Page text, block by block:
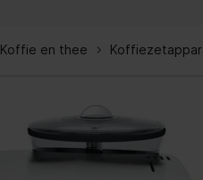
Koffie en thee